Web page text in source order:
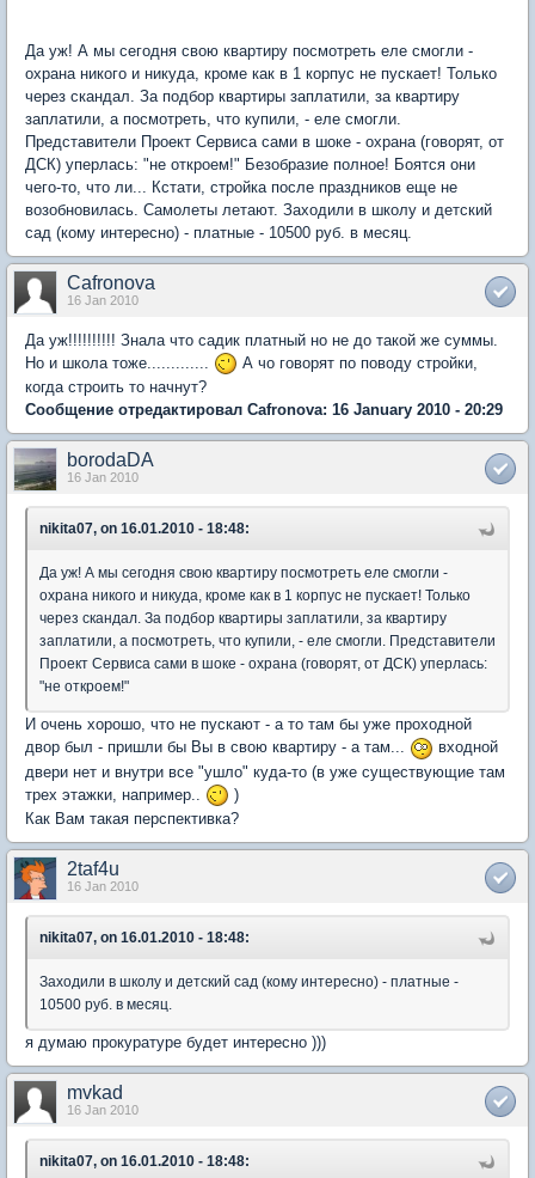
Да уж! А мы сегодня свою квартиру посмотреть еле смогли -
охрана никого и никуда, кроме как в 1 корпус не пускает! Только
через скандал. За подбор квартиры заплатили, за квартиру
заплатили, а посмотреть, что купили, - еле смогли.
Представители Проект Сервиса сами в шоке - охрана (говорят, от
ДСК) уперлась: "не откроем!" Безобразие полное! Боятся они
чего-то, что ли... Кстати, стройка после праздников еще не
возобновилась. Самолеты летают. Заходили в школу и детский
сад (кому интересно) - платные - 10500 руб. в месяц.
Cafronova
16 Jan 2010
Да уж!!!!!!!!!! Знала что садик платный но не до такой же суммы.
Но и школа тоже.............
А чо говорят по поводу стройки,
когда строить то начнут?
Сообщение отредактировал Cafronova: 16 January 2010 - 20:29
borodaDA
16 Jan 2010
nikita07, on 16.01.2010 - 18:48:
Да уж! А мы сегодня свою квартиру посмотреть еле смогли -
охрана никого и никуда, кроме как в 1 корпус не пускает! Только
через скандал. За подбор квартиры заплатили, за квартиру
заплатили, а посмотреть, что купили, - еле смогли. Представители
Проект Сервиса сами в шоке - охрана (говорят, от ДСК) уперлась:
"не откроем!"
И очень хорошо, что не пускают - а то там бы уже проходной
двор был - пришли бы Вы в свою квартиру - а там...
входной
двери нет и внутри все "ушло" куда-то (в уже существующие там
трех этажки, например..
)
Как Вам такая перспективка?
2taf4u
16 Jan 2010
nikita07, on 16.01.2010 - 18:48:
Заходили в школу и детский сад (кому интересно) - платные -
10500 руб. в месяц.
я думаю прокуратуре будет интересно )))
mvkad
16 Jan 2010
nikita07, on 16.01.2010 - 18:48: